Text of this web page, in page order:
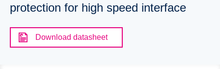
protection for high speed interface
Download datasheet